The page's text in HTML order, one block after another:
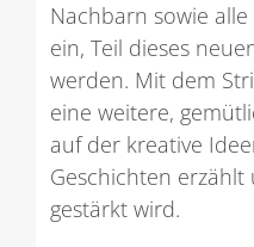
Nachbarn sowie
ein, Teil dieses
werden. Mit dem
eine weitere,
auf der kreative
Geschichten
gestärkt wird.